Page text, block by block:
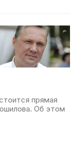
прямая
Об этом